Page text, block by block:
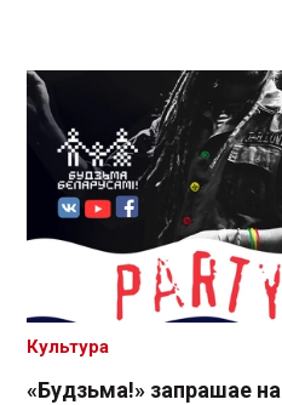
«Будзьма!» запрашае
Культура